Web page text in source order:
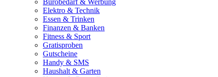
Bürobedarf & Werbung
Elektro & Technik
Essen & Trinken
Finanzen & Banken
Fitness & Sport
Gratisproben
Gutscheine
Handy & SMS
Haushalt & Garten